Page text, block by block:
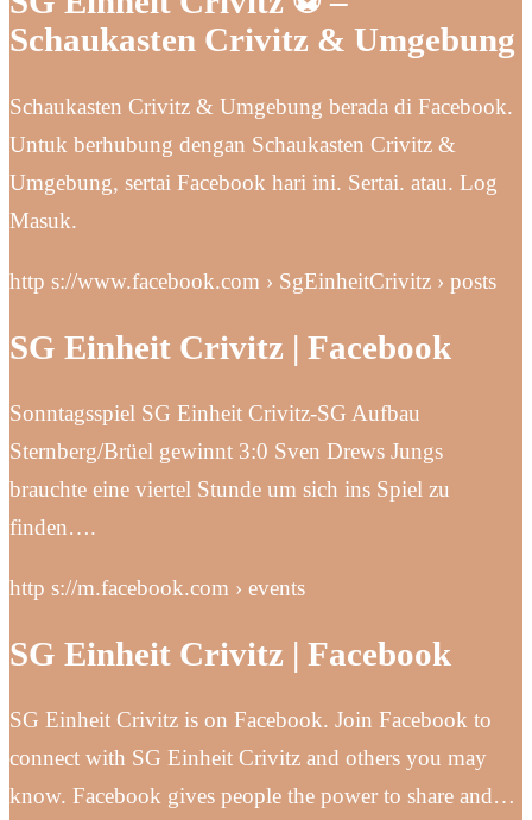
Schaukasten Crivitz & Umgebung
Schaukasten Crivitz & Umgebung berada di Facebook.
Untuk berhubung dengan Schaukasten Crivitz &
Umgebung, sertai Facebook hari ini. Sertai. atau. Log
Masuk.
http s://www.facebook.com › SgEinheitCrivitz › posts
SG Einheit Crivitz | Facebook
Sonntagsspiel SG Einheit Crivitz-SG Aufbau
Sternberg/Brüel gewinnt 3:0 Sven Drews Jungs
brauchte eine viertel Stunde um sich ins Spiel zu
finden….
http s://m.facebook.com › events
SG Einheit Crivitz | Facebook
SG Einheit Crivitz is on Facebook. Join Facebook to
connect with SG Einheit Crivitz and others you may
know. Facebook gives people the power to share and…